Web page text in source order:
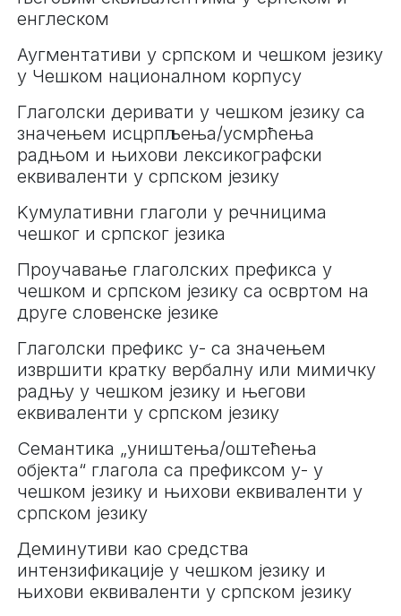
енглеском
Аугментативи у српском и чешком језику
у Чешком националном корпусу
Глаголски деривати у чешком језику са
значењем исцрпљења/усмрћења
радњом и њихови лексикографски
еквиваленти у српском језику
Kумулативни глаголи у речницима
чешког и српског језика
Проучавање глаголских префикса у
чешком и српском језику са освртом на
друге словенске језике
Глаголски префикс у- са значењем
извршити кратку вербалну или мимичку
радњу у чешком језику и његови
еквиваленти у српском језику
Семантика „уништења/оштећења
објекта“ глагола са префиксом у- у
чешком језику и њихови еквиваленти у
српском језику
Деминутиви као средства
интензификације у чешком језику и
њихови еквиваленти у српском језику